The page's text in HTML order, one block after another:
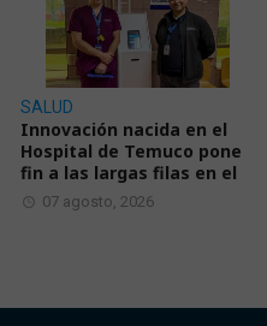
SALUD
Innovación nacida en el
Hospital de Temuco pone
fin a las largas filas en el
07 agosto, 2026